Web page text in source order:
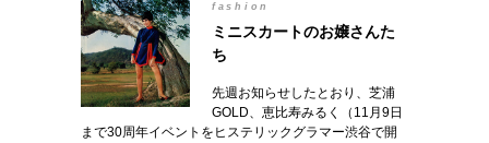
fashion
ミニスカートのお嬢さんた
ち
先週お知らせしたとおり、芝浦
GOLD、恵比寿みるく（11月9日
まで30周年イベントをヒステリックグラマー渋谷で開